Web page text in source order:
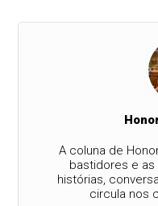
A coluna de
bastidores e
histórias,
circula nos